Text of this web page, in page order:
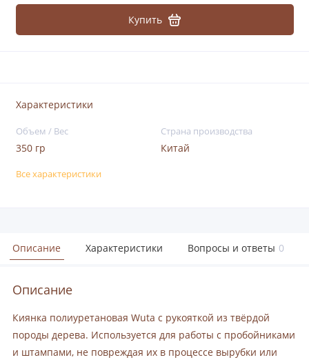
Купить
Характеристики
Объем / Вес
350 гр
Страна производства
Китай
Все характеристики
Описание Характеристики Вопросы и ответы 0
Описание
Киянка полиуретановая Wuta с рукояткой из твёрдой
породы дерева. Используется для работы с пробойниками
и штампами, не повреждая их в процессе вырубки или